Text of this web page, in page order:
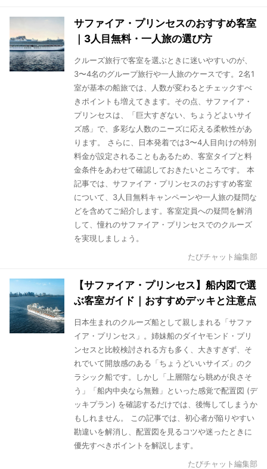
サファイア・プリンセスのおすすめ客室
｜3人目無料・一人旅の選び方
クルーズ旅行で客室を選ぶときに迷いやすいのが、
3〜4名のグループ旅行や一人旅のケースです。2名1
室が基本の船旅では、人数が変わるとチェックすべ
きポイントも増えてきます。その点、サファイア・
プリンセスは、「巨大すぎない、ちょうどよいサイ
ズ感」で、多彩な人数のニーズに応える柔軟性があ
ります。 さらに、日本発着では3〜4人目向けの特別
料金が設定されることもあるため、客室タイプと料
金条件をあわせて確認しておきたいところです。 本
記事では、サファイア・プリンセスのおすすめ客室
について、3人目無料キャンペーンや一人旅の疑問な
どを含めてご紹介します。客室定員への疑問を解消
して、憧れのサファイア・プリンセスでのクルーズ
を実現しましょう。
たびチャット編集部
【サファイア・プリンセス】船内図で選
ぶ客室ガイド｜おすすめデッキと注意点
日本生まれのクルーズ船として親しまれる「サファ
イア・プリンセス」。姉妹船のダイヤモンド・プリ
ンセスと比較検討される方も多く、大きすぎず、そ
れでいて開放感のある「ちょうどいいサイズ」のク
ラシック船です。しかし「上層階なら眺めが良さそ
う」「船内中央なら無難」といった感覚で配置図 (デ
ッキプラン) を確認するだけでは、後悔してしまうか
もしれません。 この記事では、初心者が陥りやすい
勘違いを解消し、配置図を見るコツや迷ったときに
優先すべきポイントを解説します。
たびチャット編集部